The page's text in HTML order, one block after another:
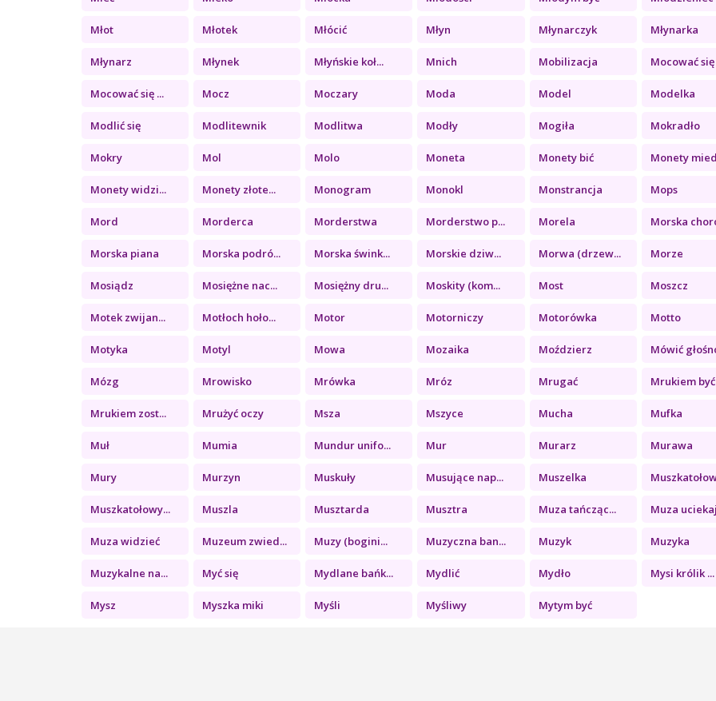
Młot Młotek Młócić Młyn Młynarczyk Młynarka
Młynarz Młynek Młyńskie koł... Mnich Mobilizacja Mocować się
Mocować się ... Mocz Moczary Moda Model Modelka
Modlić się Modlitewnik Modlitwa Modły Mogiła Mokradło
Mokry Mol Molo Moneta Monety bić Monety
Monety widzi... Monety złote... Monogram Monokl Monstrancja Mops
Mord Morderca Morderstwa Morderstwo p... Morela Morska
Morska piana Morska podró... Morska śwink... Morskie dziw... Morwa (drzew... Morze
Mosiądz Mosiężne nac... Mosiężny dru... Moskity (kom... Most Moszcz
Motek zwijan... Motłoch hoło... Motor Motorniczy Motorówka Motto
Motyka Motyl Mowa Mozaika Moździerz Mówić
Mózg Mrowisko Mrówka Mróz Mrugać Mrukiem być
Mrukiem zost... Mrużyć oczy Msza Mszyce Mucha Mufka
Muł Mumia Mundur unifo... Mur Murarz Murawa
Mury Murzyn Muskuły Musujące nap... Muszelka
Muszkatołowy... Muszla Musztarda Musztra Muza tańcząc... Muza
Muza widzieć Muzeum zwied... Muzy (bogini... Muzyczna ban... Muzyk Muzyka
Muzykalne na... Myć się Mydlane bańk... Mydlić Mydło Mysi królik ...
Mysz Myszka miki Myśli Myśliwy Mytym być